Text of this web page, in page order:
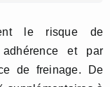
le risque de
et par
de freinage. De